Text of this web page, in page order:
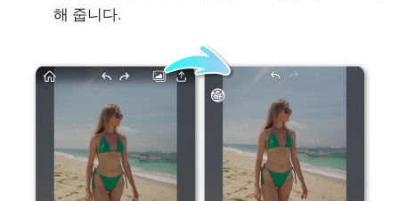
해 줍니다.